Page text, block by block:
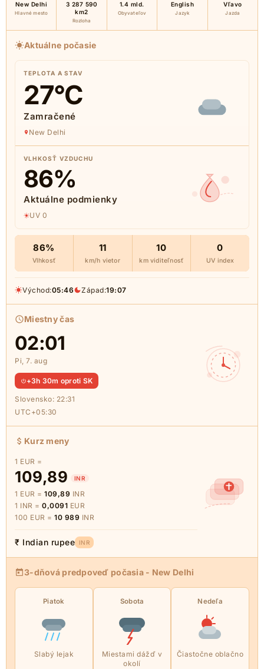
New Delhi
Hlavné mesto
3 287 590
km2
Rozloha
1.4 mld.
Obyvateľov
English
Jazyk
Vľavo
Jazda
Aktuálne počasie
TEPLOTA A STAV
27°C
Zamračené
New Delhi
VLHKOSŤ VZDUCHU
86%
Aktuálne podmienky
UV 0
86%
Vlhkosť
11
km/h vietor
10
km viditeľnosť
0
UV index
Východ:05:46 Západ:19:07
Miestny čas
02:01
Pi, 7. aug
+3h 30m oproti SK
Slovensko: 22:31
UTC+05:30
Kurz meny
1 EUR =
109,89 INR
1 EUR = 109,89 INR
1 INR = 0,0091 EUR
100 EUR = 10 989 INR
₹ Indian rupee INR
3-dňová predpoveď počasia - New Delhi
Piatok
Slabý lejak
Sobota
Miestami dážď v
okolí
Nedeľa
Čiastočne oblačno